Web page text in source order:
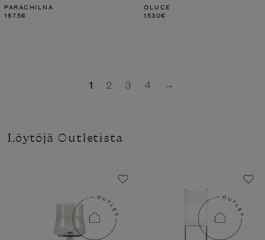
PARACHILNA
1675€
OLUCE
1530€
1 2 3 4 →
Löytöjä Outletista